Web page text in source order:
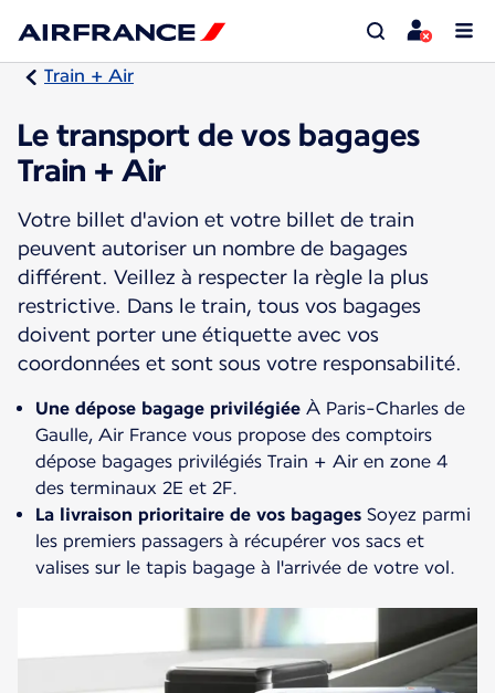
Train + Air
Le transport de vos bagages
Train + Air
Votre billet d'avion et votre billet de train
peuvent autoriser un nombre de bagages
différent. Veillez à respecter la règle la plus
restrictive. Dans le train, tous vos bagages
doivent porter une étiquette avec vos
coordonnées et sont sous votre responsabilité.
Une dépose bagage privilégiée À Paris-Charles de
Gaulle, Air France vous propose des comptoirs
dépose bagages privilégiés Train + Air en zone 4
des terminaux 2E et 2F.
La livraison prioritaire de vos bagages Soyez parmi
les premiers passagers à récupérer vos sacs et
valises sur le tapis bagage à l'arrivée de votre vol.